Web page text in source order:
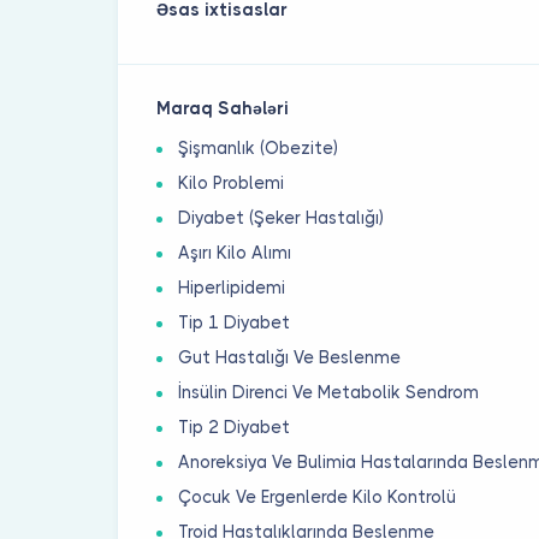
Əsas ixtisaslar
Maraq Sahələri
Şişmanlık (Obezite)
Kilo Problemi
Diyabet (Şeker Hastalığı)
Aşırı Kilo Alımı
Hiperlipidemi
Tip 1 Diyabet
Gut Hastalığı Ve Beslenme
İnsülin Direnci Ve Metabolik Sendrom
Tip 2 Diyabet
Anoreksiya Ve Bulimia Hastalarında
Çocuk Ve Ergenlerde Kilo Kontrolü
Troid Hastalıklarında Beslenme